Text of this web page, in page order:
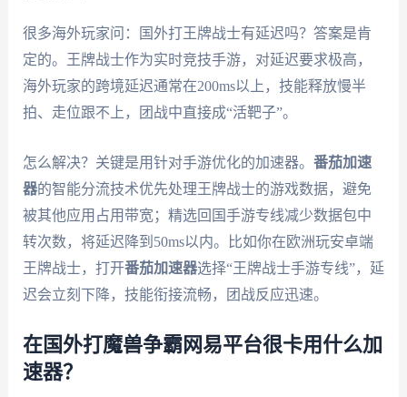
很多海外玩家问：国外打王牌战士有延迟吗？答案是肯
定的。王牌战士作为实时竞技手游，对延迟要求极高，
海外玩家的跨境延迟通常在200ms以上，技能释放慢半
拍、走位跟不上，团战中直接成“活靶子”。
怎么解决？关键是用针对手游优化的加速器。 番茄加速
器的智能分流技术优先处理王牌战士的游戏数据，避免
被其他应用占用带宽；精选回国手游专线减少数据包中
转次数，将延迟降到50ms以内。比如你在欧洲玩安卓端
王牌战士，打开番茄加速器选择“王牌战士手游专线”，延
迟会立刻下降，技能衔接流畅，团战反应迅速。
在国外打魔兽争霸网易平台很卡用什么加
速器？